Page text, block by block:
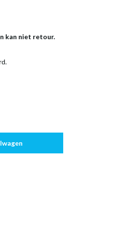
kan niet retour.